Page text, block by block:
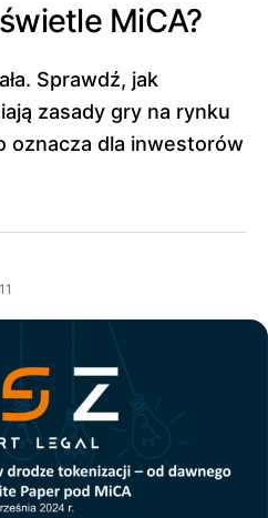
MiCA?
Sprawdź, jak
zasady gry na rynku
oznacza dla inwestorów